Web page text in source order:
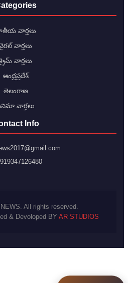
వార్తలు
వార్తలు
వార్తలు
ఆంధ్రప్రదేశ్
తెలంగాణ
వార్తలు
Info
All rights reserved.
& Devoloped BY AR STUDIOS